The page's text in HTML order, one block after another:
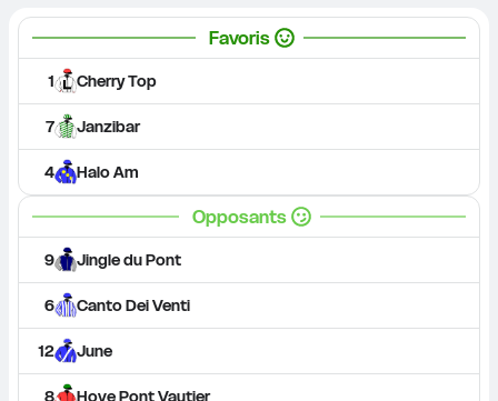
Favoris
1 Cherry Top
7 Janzibar
4 Halo Am
Opposants
9 Jingle du Pont
6 Canto Dei Venti
12 June
8 Hove Pont Vautier